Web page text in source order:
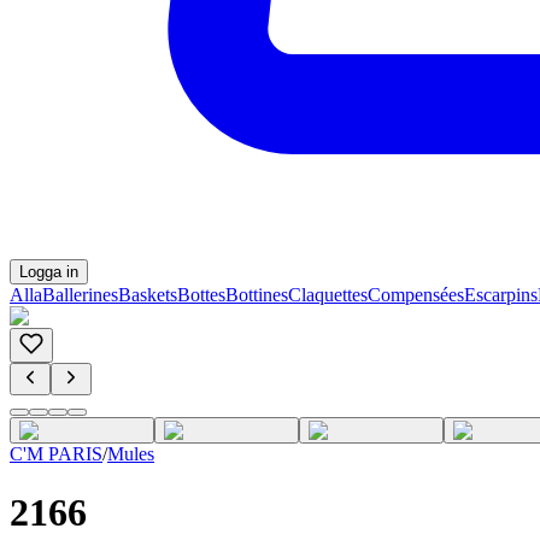
Logga in
AllaBallerinesBasketsBottesBottinesClaquettesCompenséesEscarpins
C'M PARIS/Mules
2166